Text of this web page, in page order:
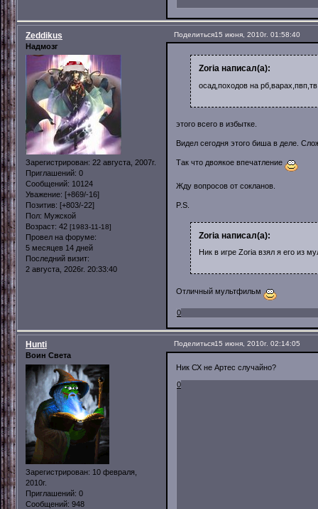
Поделиться15 июня, 2010г. 01:58:40
Zeddikus
Надмозг
Зарегистрирован: 22 августа, 2007г.
Приглашений: 0
Сообщений: 10124
Уважение: [+869/-16]
Позитив: [+803/-22]
Пол: Мужской
Возраст: 42 [1983-11-18]
Провел на форуме:
5 месяцев 14 дней
Последний визит:
2 августа, 2026г. 20:33:40
Zoria написал(а):
осад,походов на
этого всего в избытке.
Видел сегодня этого биша в деле.
Так что двоякое впечатление
Жду вопросов от сокланов.
P.S.
Zoria написал(а):
Ник в игре Zoria взял я его из
Отличный мультфильм
0
Поделиться15 июня, 2010г. 02:14:05
Hunti
Воин Света
Зарегистрирован: 10 февраля,
2010г.
Приглашений: 0
Сообщений: 948
Ник СХ не Артес случайно?
0